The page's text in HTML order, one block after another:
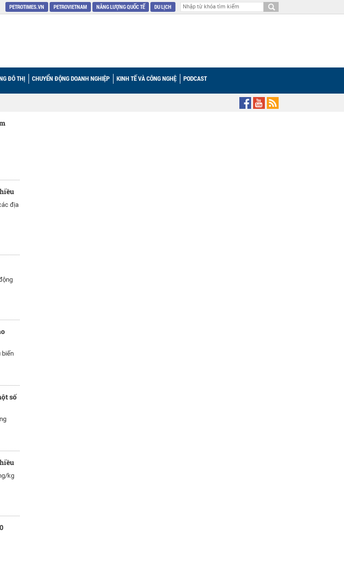
PETROTIMES.VN PETROVIETNAM NĂNG LƯỢNG QUỐC TẾ DU LỊCH
ĐÔ THỊ CHUYỂN ĐỘNG DOANH NGHIỆP KINH TẾ VÀ CÔNG NGHỆ PODCAST
địa
biến
số
kg